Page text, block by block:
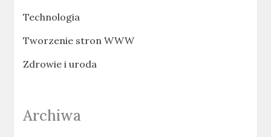
Technologia
Tworzenie stron WWW
Zdrowie i uroda
Archiwa